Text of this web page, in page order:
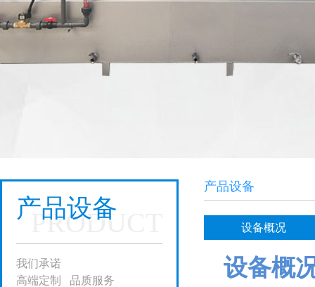
PRODUCT
EQUIPMENT
产品设备
我们承诺
高端定制 品质服务
产品设备
设备概况
设备概